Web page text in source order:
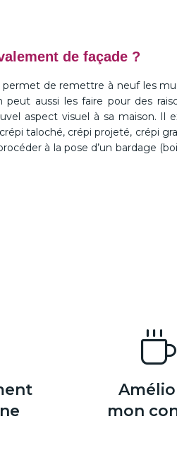
de façade ?
permet de remettre à neuf les
peut aussi les faire pour des
aspect visuel à sa maison.
taloché, crépi projeté, crépi
à la pose d’un bardage
mon